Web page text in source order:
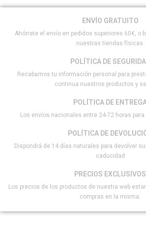
ENVÍO GRATUITO
Ahórrate el envío en pedidos superiores 60€, o
nuestras tiendas físicas.
POLÍTICA DE
Recabamos tu información personal para
continua nuestros productos y
POLÍTICA DE
Los envíos nacionales entre 24-72 horas
POLÍTICA DE
Dispondrá de 14 días naturales para devolver
caducidad
PRECIOS EXCLUSIVOS
Los precios de los productos de nuestra web
compras en la misma.